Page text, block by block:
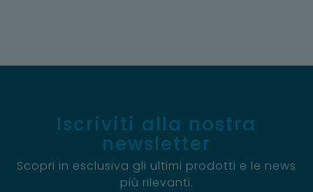
Iscriviti alla nostra
newsletter
Scopri in esclusiva gli ultimi prodotti e le news
più rilevanti.